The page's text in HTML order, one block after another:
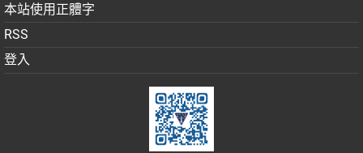
本站使用正體字
RSS
登入